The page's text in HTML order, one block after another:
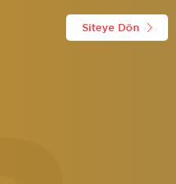
Siteye Dön